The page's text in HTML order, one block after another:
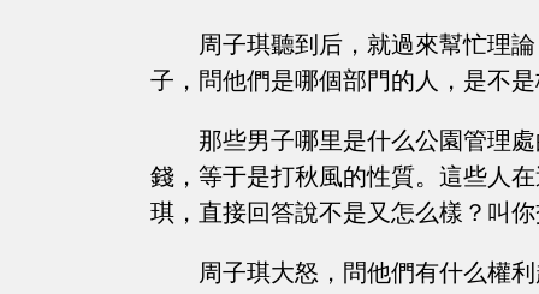
周子琪聽到后，就過來幫忙理
子，問他們是哪個部門的人，是不
那些男子哪里是什么公園管理
錢，等于是打秋風的性質。這些人
琪，直接回答說不是又怎么樣？叫
周子琪大怒，問他們有什么權